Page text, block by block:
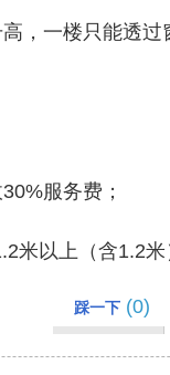
，一楼只能透
服务费；
米以上（含1.2
踩一下 (0)